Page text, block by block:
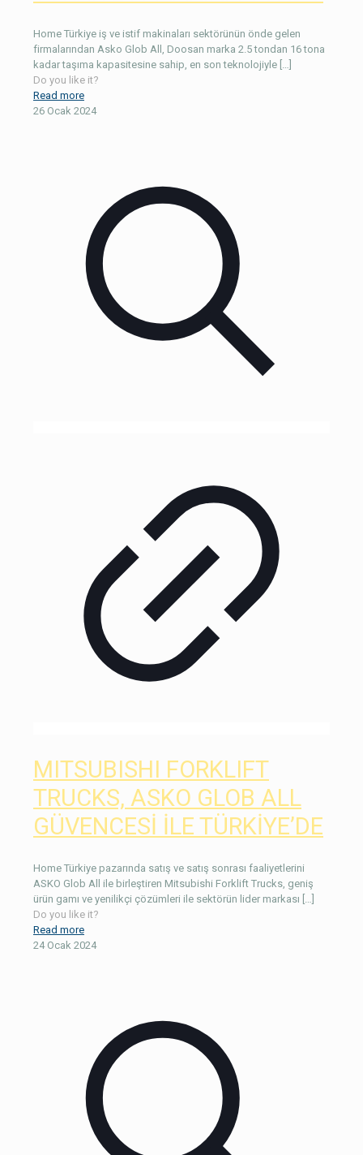
Home Türkiye iş ve istif makinaları sektörünün önde gelen
firmalarından Asko Glob All, Doosan marka 2.5 tondan 16 tona
kadar taşıma kapasitesine sahip, en son teknolojiyle
Do you like it?
Read more
26 Ocak 2024
MITSUBISHI FORKLIFT
TRUCKS, ASKO GLOB ALL
GÜVENCESİ İLE TÜRKİYE’DE
Home Türkiye pazarında satış ve satış sonrası faaliyetlerini
ASKO Glob All ile birleştiren Mitsubishi Forklift Trucks, geniş
ürün gamı ve yenilikçi çözümleri ile sektörün lider markası
Do you like it?
Read more
24 Ocak 2024